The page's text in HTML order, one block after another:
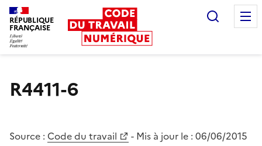
RÉPUBLIQUE
FRANÇAISE
R4411-6
Source : Code du travail - Mis à jour le : 06/06/2015